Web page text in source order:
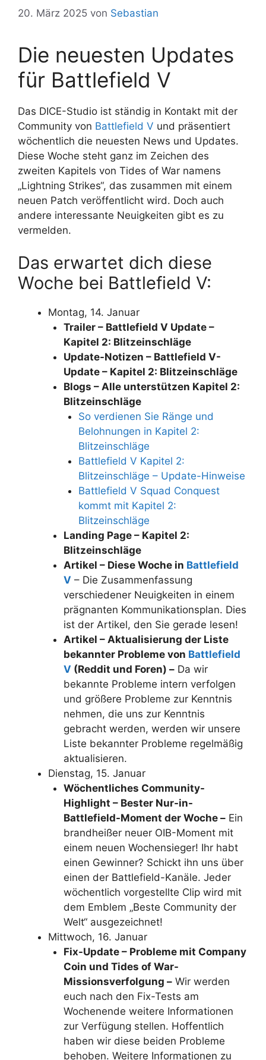
20. März 2025 von Sebastian
Die neuesten Updates
für Battlefield V
Das DICE-Studio ist ständig in Kontakt mit der
Community von Battlefield V und präsentiert
wöchentlich die neuesten News und Updates.
Diese Woche steht ganz im Zeichen des
zweiten Kapitels von Tides of War namens
„Lightning Strikes“, das zusammen mit einem
neuen Patch veröffentlicht wird. Doch auch
andere interessante Neuigkeiten gibt es zu
vermelden.
Das erwartet dich diese
Woche bei Battlefield V:
Montag, 14. Januar
Trailer – Battlefield V Update –
Kapitel 2: Blitzeinschläge
Update-Notizen – Battlefield V-
Update – Kapitel 2: Blitzeinschläge
Blogs – Alle unterstützen Kapitel 2:
Blitzeinschläge
So verdienen Sie Ränge und
Belohnungen in Kapitel 2:
Blitzeinschläge
Battlefield V Kapitel 2:
Blitzeinschläge – Update-Hinweise
Battlefield V Squad Conquest
kommt mit Kapitel 2:
Blitzeinschläge
Landing Page – Kapitel 2:
Blitzeinschläge
Artikel – Diese Woche in Battlefield
V – Die Zusammenfassung
verschiedener Neuigkeiten in einem
prägnanten Kommunikationsplan. Dies
ist der Artikel, den Sie gerade lesen!
Artikel – Aktualisierung der Liste
bekannter Probleme von Battlefield
V (Reddit und Foren) –Da wir
bekannte Probleme intern verfolgen
und größere Probleme zur Kenntnis
nehmen, die uns zur Kenntnis
gebracht werden, werden wir unsere
Liste bekannter Probleme regelmäßig
aktualisieren.
Dienstag, 15. Januar
Wöchentliches Community-
Highlight – Bester Nur-in-
Battlefield-Moment der Woche –Ein
brandheißer neuer OIB-Moment mit
einem neuen Wochensieger! Ihr habt
einen Gewinner? Schickt ihn uns über
einen der Battlefield-Kanäle. Jeder
wöchentlich vorgestellte Clip wird mit
dem Emblem „Beste Community der
Welt“ ausgezeichnet!
Mittwoch, 16. Januar
Fix-Update – Probleme mit Company
Coin und Tides of War-
Missionsverfolgung –Wir werden
euch nach den Fix-Tests am
Wochenende weitere Informationen
zur Verfügung stellen. Hoffentlich
haben wir diese beiden Probleme
behoben. Weitere Informationen zu